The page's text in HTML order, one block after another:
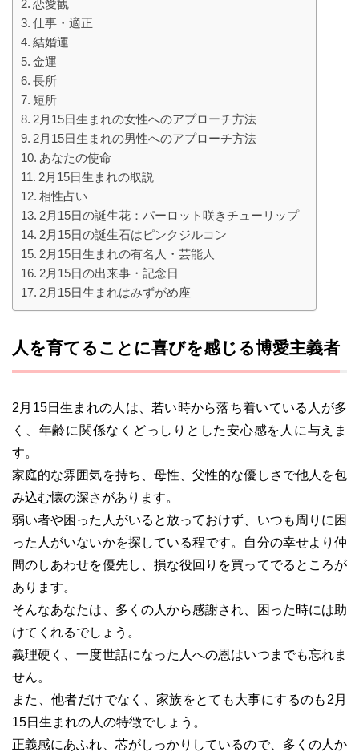
恋愛観
仕事・適正
結婚運
金運
長所
短所
2月15日生まれの女性へのアプローチ方法
2月15日生まれの男性へのアプローチ方法
あなたの使命
2月15日生まれの取説
相性占い
2月15日の誕生花：パーロット咲きチューリップ
2月15日の誕生石はピンクジルコン
2月15日生まれの有名人・芸能人
2月15日の出来事・記念日
2月15日生まれはみずがめ座
人を育てることに喜びを感じる博愛主義者
2月15日生まれの人は、若い時から落ち着いている人が多
く、年齢に関係なくどっしりとした安心感を人に与えま
す。
家庭的な雰囲気を持ち、母性、父性的な優しさで他人を包
み込む懐の深さがあります。
弱い者や困った人がいると放っておけず、いつも周りに困
った人がいないかを探している程です。自分の幸せより仲
間のしあわせを優先し、損な役回りを買ってでるところが
あります。
そんなあなたは、多くの人から感謝され、困った時には助
けてくれるでしょう。
義理硬く、一度世話になった人への恩はいつまでも忘れま
せん。
また、他者だけでなく、家族をとても大事にするのも2月
15日生まれの人の特徴でしょう。
正義感にあふれ、芯がしっかりしているので、多くの人か